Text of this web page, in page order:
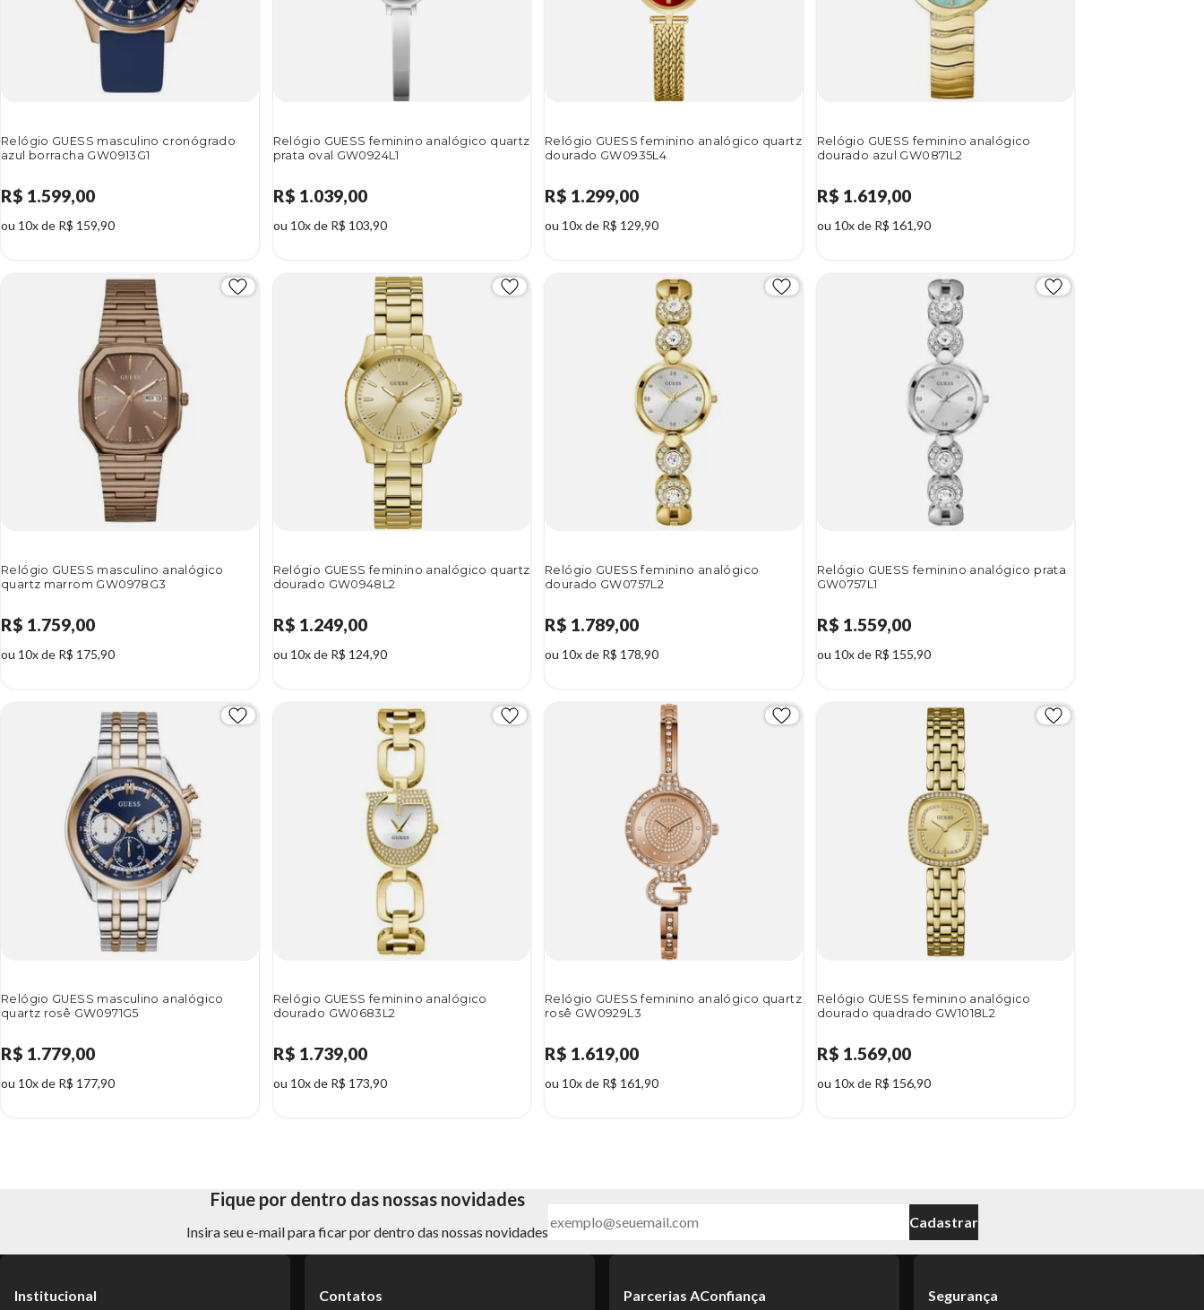
Relógio GUESS masculino cronógrado
azul borracha GW0913G1
R$ 1.599,00
ou 10x de R$ 159,90
Relógio GUESS feminino analógico quartz
prata oval GW0924L1
R$ 1.039,00
ou 10x de R$ 103,90
Relógio GUESS feminino analógico quartz
dourado GW0935L4
R$ 1.299,00
ou 10x de R$ 129,90
Relógio GUESS feminino analógico
dourado azul GW0871L2
R$ 1.619,00
ou 10x de R$ 161,90
Relógio GUESS masculino analógico
quartz marrom GW0978G3
R$ 1.759,00
ou 10x de R$ 175,90
Relógio GUESS feminino analógico quartz
dourado GW0948L2
R$ 1.249,00
ou 10x de R$ 124,90
Relógio GUESS feminino analógico
dourado GW0757L2
R$ 1.789,00
ou 10x de R$ 178,90
Relógio GUESS feminino analógico prata
GW0757L1
R$ 1.559,00
ou 10x de R$ 155,90
Relógio GUESS masculino analógico
quartz rosê GW0971G5
R$ 1.779,00
ou 10x de R$ 177,90
Relógio GUESS feminino analógico
dourado GW0683L2
R$ 1.739,00
ou 10x de R$ 173,90
Relógio GUESS feminino analógico quartz
rosê GW0929L3
R$ 1.619,00
ou 10x de R$ 161,90
Relógio GUESS feminino analógico
dourado quadrado GW1018L2
R$ 1.569,00
ou 10x de R$ 156,90
Fique por dentro das nossas novidades
Insira seu e-mail para ficar por dentro das nossas novidades
Cadastrar
Institucional Contatos Parcerias AConfiança Segurança